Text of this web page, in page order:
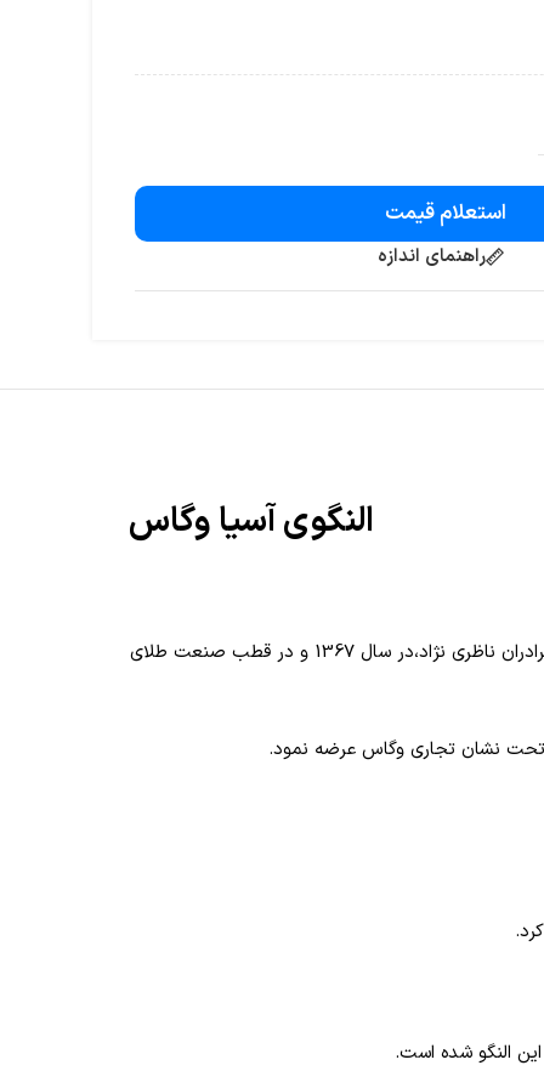
استعلام قیمت
راهنمای اندازه
النگوی آسیا وگاس
کارخانه طلاسازی آسیا به منظور تولید و عرضه محصولات و مصنوعات طلا در بازارهای داخلی و بین المللی ،با سرمایه گذاری و مدیریت برادران ناظری نژاد،در سال 1367 و در قطب صنعت طلای
النگو شده است.